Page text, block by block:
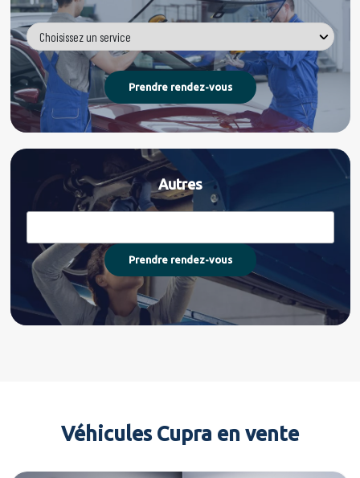
Autres
Véhicules Cupra en vente